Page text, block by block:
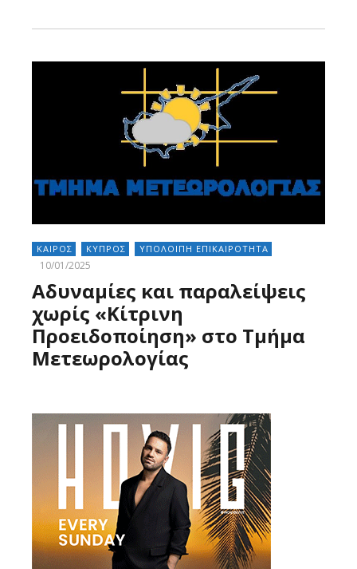
ΚΑΙΡΟΣ ΚΥΠΡΟΣ ΥΠΟΛΟΙΠΗ ΕΠΙΚΑΙΡΟΤΗΤΑ
10/01/2025
Αδυναμίες και παραλείψεις
χωρίς «Κίτρινη
Προειδοποίηση» στο Τμήμα
Μετεωρολογίας